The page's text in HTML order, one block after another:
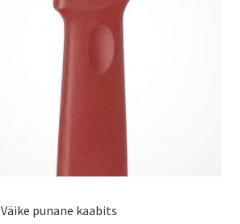
Väike punane kaabits